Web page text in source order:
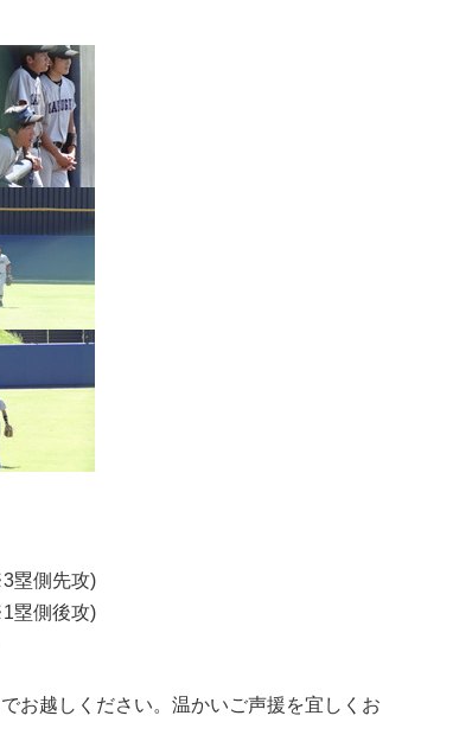
塁側先攻)
塁側後攻)
お越しください。温かいご声援を宜しくお